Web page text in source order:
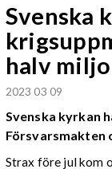
Svenska
halv
2023 03 09
Svenska kyrkan
Försvarsmakten
Strax före jul kom